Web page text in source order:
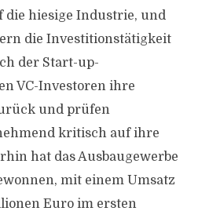
hiesige Industrie, und
die Investitionstätigkeit
der Start-up-
VC-Investoren ihre
und prüfen
kritisch auf ihre
hat das Ausbaugewerbe
mit einem Umsatz
Euro im ersten